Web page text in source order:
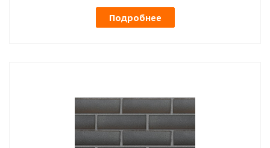
Подробнее